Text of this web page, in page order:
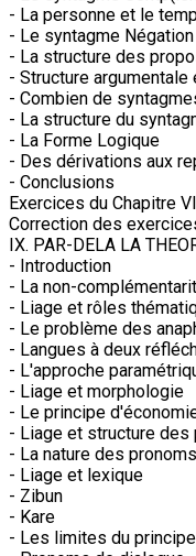
- La personne et le
- Le syntagme
- La structure des
- Structure
- Combien de
- La structure du
- La Forme Logique
- Des dérivations aux
- Conclusions
Exercices du Chapitre
Correction des
IX. PAR-DELA LA
- Introduction
- La non-
- Liage et rôles
- Le problème des
- Langues à deux
- L'approche
- Liage et morphologie
- Le principe
- Liage et structure des
- La nature des pronoms
- Liage et lexique
- Zibun
- Kare
- Les limites du